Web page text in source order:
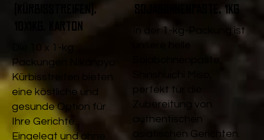
(Kürbisstreifen),
10x1kg, Karton
Die 10 x 1-kg
Packungen Nikanpyo
Kürbisstreifen bieten
eine köstliche und
gesunde Option für
Ihre Gerichte.
Eingelegt und ohne
Sojabohnenpaste, 1kg
In der 1-kg-Packung ist
perfekt für die
Zubereitung von
authentischen
asiatischen Gerichten.